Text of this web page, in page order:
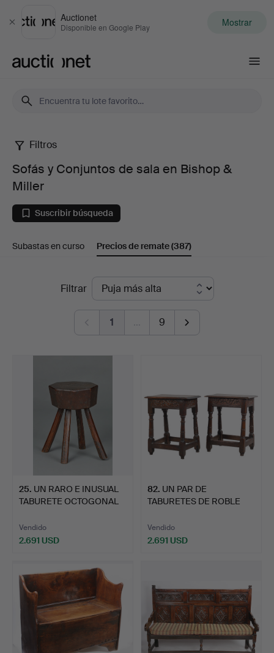
Cerrar
Auctionet
Disponible en Google Play Mostrar
Sofás
Conjuntos
de
Miller
Filtros
Sofás y Conjuntos de sala en Bishop &
Miller
Suscribir búsqueda
Subastas en curso Precios de remate(387)
Filtrar
1 … 9
25. UN RARO E INUSUAL
TABURETE OCTOGONAL
Vendido
2.691 USD
82. UN PAR DE
TABURETES DE ROBLE
Vendido
2.691 USD